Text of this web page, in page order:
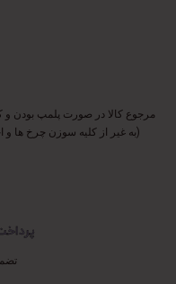
مرجوع کالا در صورت پلمپ بودن
(به غیر از کلیه سوزن چرخ ها و
پرداخت 100%